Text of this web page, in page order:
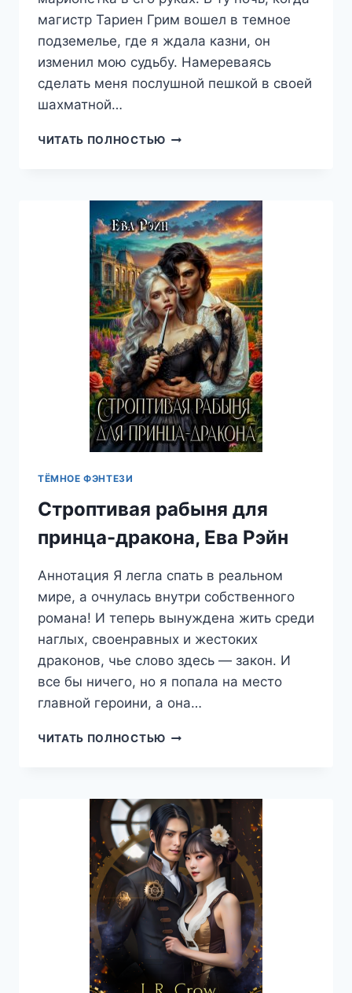
магистр Тариен Грим вошел в темное
подземелье, где я ждала казни, он
изменил мою судьбу. Намереваясь
сделать меня послушной пешкой в своей
шахматной…
ЧИТАТЬ ПОЛНОСТЬЮ ТАЙНА
КАК
Я
СТАЛА
ЗЛОДЕЙКОЙ,
ЕКАТЕРИНА
СЛАВИ
ТЁМНОЕ ФЭНТЕЗИ
Строптивая рабыня для
принца-дракона, Ева Рэйн
Аннотация Я легла спать в реальном
мире, а очнулась внутри собственного
романа! И теперь вынуждена жить среди
наглых, своенравных и жестоких
драконов, чье слово здесь — закон. И
все бы ничего, но я попала на место
главной героини, а она…
ЧИТАТЬ ПОЛНОСТЬЮ СТРОПТИВАЯ
ДРАКОНА,
ЕВА
РЭЙН